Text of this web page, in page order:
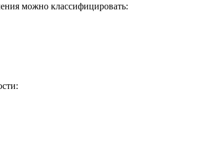
можно классифицировать: